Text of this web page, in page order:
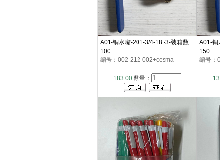
A01-铜水嘴-201-3/4-18 -3-装箱数
100
编号：002-212-002+cesma
183.00 数量：
A01-铜
150
编号：